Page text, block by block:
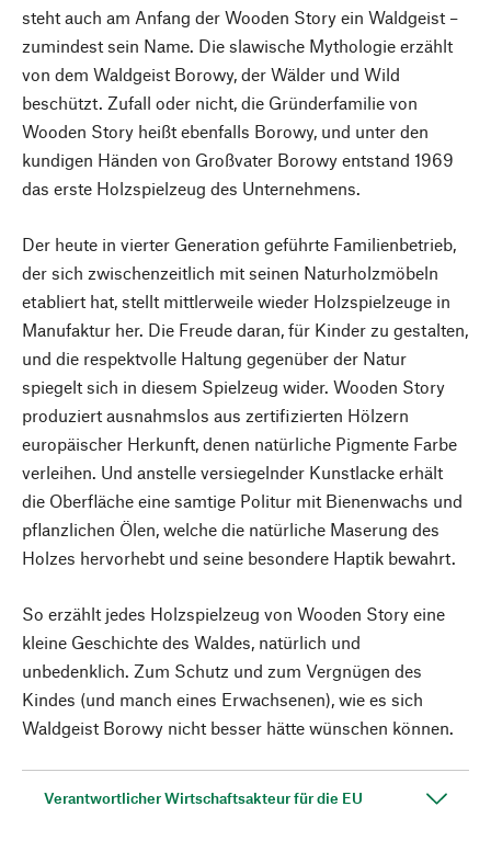
steht auch am Anfang der Wooden Story ein Waldgeist –
zumindest sein Name. Die slawische Mythologie erzählt
von dem Waldgeist Borowy, der Wälder und Wild
beschützt. Zufall oder nicht, die Gründerfamilie von
Wooden Story heißt ebenfalls Borowy, und unter den
kundigen Händen von Großvater Borowy entstand 1969
das erste Holzspielzeug des Unternehmens.
Der heute in vierter Generation geführte Familienbetrieb,
der sich zwischenzeitlich mit seinen Naturholzmöbeln
etabliert hat, stellt mittlerweile wieder Holzspielzeuge in
Manufaktur her. Die Freude daran, für Kinder zu gestalten,
und die respektvolle Haltung gegenüber der Natur
spiegelt sich in diesem Spielzeug wider. Wooden Story
produziert ausnahmslos aus zertifizierten Hölzern
europäischer Herkunft, denen natürliche Pigmente Farbe
verleihen. Und anstelle versiegelnder Kunstlacke erhält
die Oberfläche eine samtige Politur mit Bienenwachs und
pflanzlichen Ölen, welche die natürliche Maserung des
Holzes hervorhebt und seine besondere Haptik bewahrt.
So erzählt jedes Holzspielzeug von Wooden Story eine
kleine Geschichte des Waldes, natürlich und
unbedenklich. Zum Schutz und zum Vergnügen des
Kindes (und manch eines Erwachsenen), wie es sich
Waldgeist Borowy nicht besser hätte wünschen können.
Verantwortlicher Wirtschaftsakteur für die EU